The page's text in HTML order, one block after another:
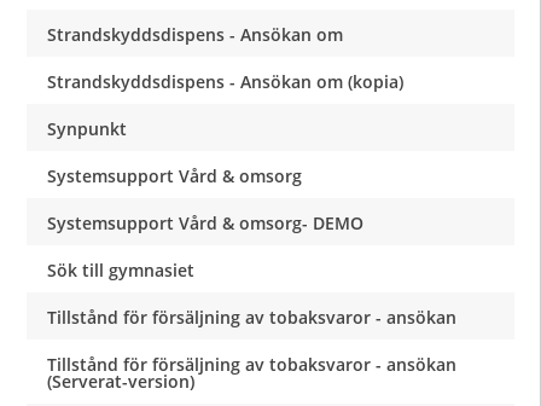
Strandskyddsdispens - Ansökan om
Strandskyddsdispens - Ansökan om (kopia)
Synpunkt
Systemsupport Vård & omsorg
Systemsupport Vård & omsorg- DEMO
Sök till gymnasiet
Tillstånd för försäljning av tobaksvaror - ansökan
Tillstånd för försäljning av tobaksvaror - ansökan
(Serverat-version)